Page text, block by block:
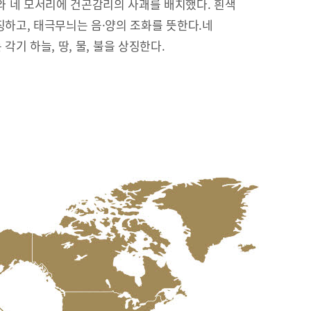
네 모서리에 건곤감리의 사괘를 배치했다. 흰색
고, 태극무늬는 음·양의 조화를 뜻한다.네
각기 하늘, 땅, 물, 불을 상징한다.